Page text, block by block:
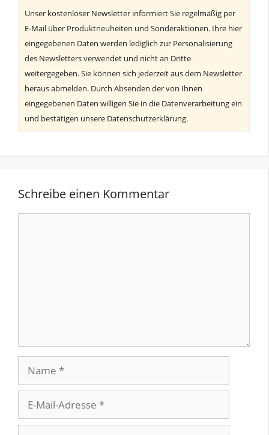
Unser kostenloser Newsletter informiert Sie regelmäßig per
E-Mail über Produktneuheiten und Sonderaktionen. Ihre hier
eingegebenen Daten werden lediglich zur Personalisierung
des Newsletters verwendet und nicht an Dritte
weitergegeben. Sie können sich jederzeit aus dem Newsletter
heraus abmelden. Durch Absenden der von Ihnen
eingegebenen Daten willigen Sie in die Datenverarbeitung ein
und bestätigen unsere Datenschutzerklärung.
Schreibe einen Kommentar
Mail-
Adresse